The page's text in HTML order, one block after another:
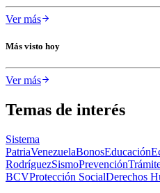
Ver más
Más visto hoy
Ver más
Temas de interés
Sistema
PatriaVenezuelaBonosEducación
RodríguezSismoPrevención
BCVProtección SocialDerechos